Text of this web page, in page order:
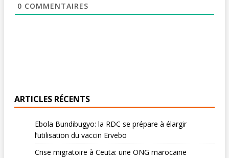
0 COMMENTAIRES
ARTICLES RÉCENTS
Ebola Bundibugyo: la RDC se prépare à élargir
l’utilisation du vaccin Ervebo
Crise migratoire à Ceuta: une ONG marocaine